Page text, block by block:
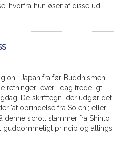
hvorfra hun øser af disse ud
i Japan fra før Buddhismen
retninger lever i dag fredeligt
De skrifttegn, der udgør det
'af oprindelse fra Solen'; eller
denne scroll stammer fra Shinto
guddommeligt princip og altings